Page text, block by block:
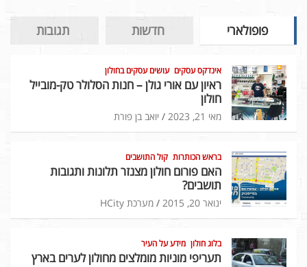
פופולארי חדשות תגובות
אינדקס עסקים עושים עסקים בחולון
ראיון עם אורי גולן – חנות הסלולר טק-מובייל
חולון
מאי 21, 2023 יואב בן פורת
בראש הכותרות קול התושבים
האם פורום חולון מצנזר תלונות ותגובות
תושבים?
ינואר 20, 2015 מערכת HCity
בלוג חולון מידע על העיר
תעריפי מוניות מומלצים מחולון לערים בארץ